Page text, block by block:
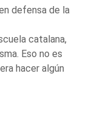
defensa de la
catalana,
Eso no es
hacer algún